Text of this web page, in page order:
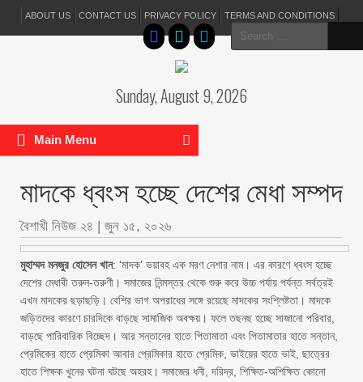
ABOUT US CONTACT US PRIVACY POLICY TERMS AND CONDITIONS
Search
for:
Sunday, August 9, 2026
Main Menu
মাদকে ধ্বংস হচ্ছে দেশের মেধা সম্পদ
বৈশাখী নিউজ ২৪ | জুন ১৫, ২০২৬
মুহাম্মদ মনজুর হোসেন খান: ‘মাদক’ ভয়াবহ এক মরণ নেশার নাম। এর কারণে ধ্বংস হচ্ছে
দেশের মেধাবী তরুন-তরুণী। সমাজের নিন্মস্তর থেকে শুরু করে উচ্চ পর্যায় পর্যন্ত সর্বত্রই
এখন মাদকের ছড়াছড়ি। বেশির ভাগ অপরাধের সঙ্গে রয়েছে মাদকের সংশ্লিষ্টতা। মাদকে
জড়িতদের কারণে চারদিকে বাড়ছে সামাজিক অবক্ষয়। ফলে তছনছ হচ্ছে সাজানো পরিবার,
বাড়ছে পারিবারিক বিচ্ছেদ। আর সন্তানের হাতে পিতামাতা এবং পিতামাতার হাতে সন্তান,
প্রেমিকের হাতে প্রেমিকা আবার প্রেমিকার হাতে প্রেমিক, ভাইয়ের হাতে ভাই, ছাত্রের
হাতে শিক্ষক খুনের ঘটনা ঘটছে অহরহ। সমাজের ধনী, দরিদ্র, শিক্ষিত-অশিক্ষিত কোনো